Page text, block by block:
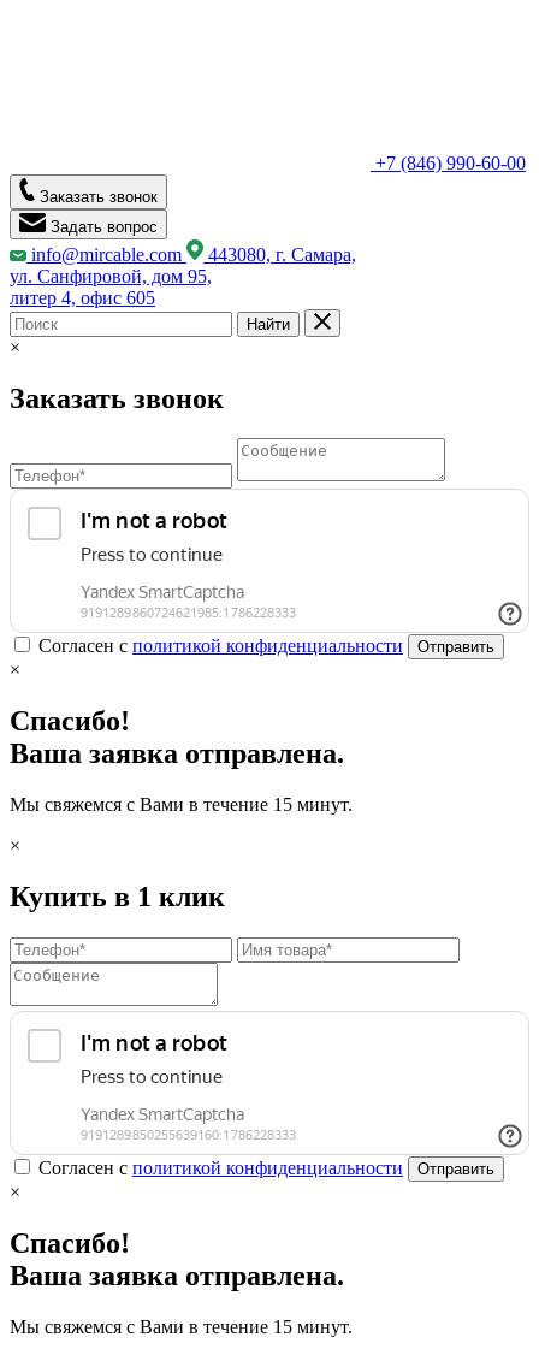
+7 (846) 990-60-00
Заказать звонок
Задать вопрос
info@mircable.com
443080, г. Самара,
ул. Санфировой, дом 95,
литер 4, офис 605
Найти
×
Заказать звонок
Согласен с политикой конфиденциальности Отправить
×
Спасибо!
Ваша заявка отправлена.
Мы свяжемся с Вами в течение 15 минут.
×
Купить в 1 клик
Согласен с политикой конфиденциальности Отправить
×
Спасибо!
Ваша заявка отправлена.
Мы свяжемся с Вами в течение 15 минут.